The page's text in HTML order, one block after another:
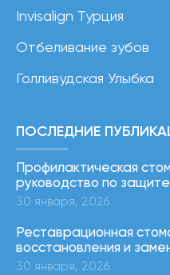
Invisalign Турция
Отбеливание зубов
Голливудская Улыбка
ПОСЛЕДНИЕ
Профилактическая
руководство по
30 января, 2026
Реставрационная
восстановления и
30 января, 2026